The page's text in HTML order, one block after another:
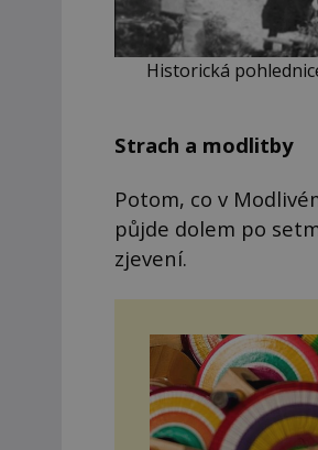
Historická
Strach a modlitby
Potom, co v
půjde dolem po
zjevení.